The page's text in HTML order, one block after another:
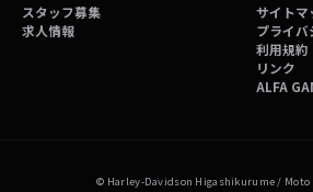
スタッフ募集
求人情報
サイトマ
プライバ
利用規約
リンク
ALFA
© Harley-Davidson Higashikurume / Moto